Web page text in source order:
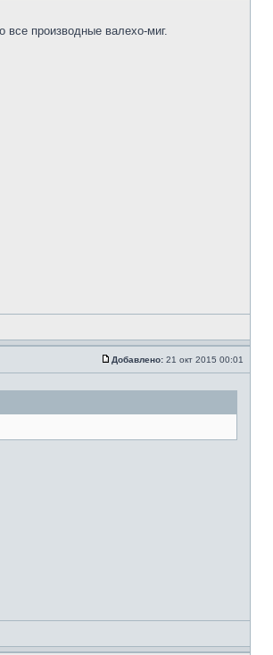
все производные валехо-миг.
Добавлено: 21 окт 2015 00:01